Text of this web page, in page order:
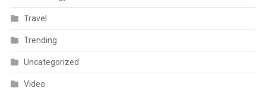
Travel
Trending
Uncategorized
Video